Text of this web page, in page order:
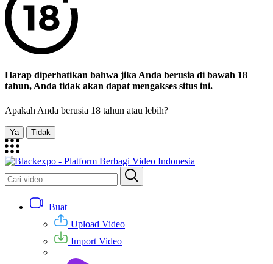
Harap diperhatikan bahwa jika Anda berusia di bawah 18
tahun, Anda tidak akan dapat mengakses situs ini.
Apakah Anda berusia 18 tahun atau lebih?
Ya Tidak
Buat
Upload Video
Import Video